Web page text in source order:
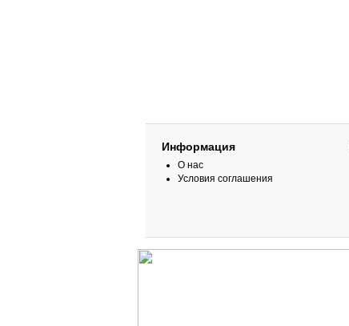
Информация
О нас
Условия соглашения